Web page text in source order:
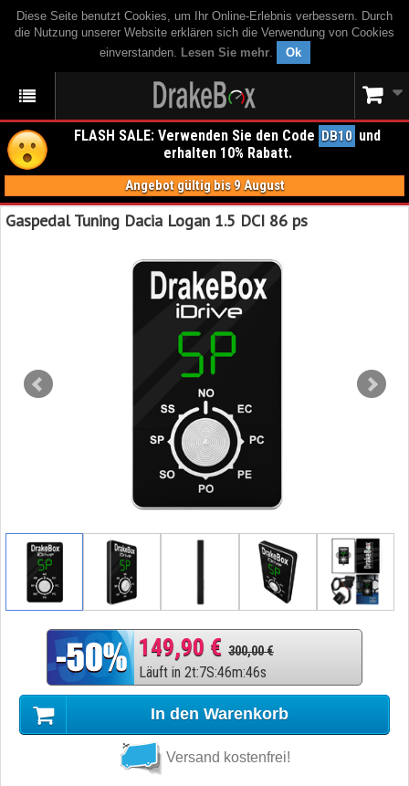
Diese Seite benutzt Cookies, um Ihr Online-Erlebnis verbessern. Durch
die Nutzung unserer Website erklären sich die Verwendung von Cookies
einverstanden. Lesen Sie mehr. Ok
FLASH SALE: Verwenden Sie den Code DB10 und
erhalten 10% Rabatt.
Angebot gültig bis 9 August
Gaspedal Tuning Dacia Logan 1.5 DCI 86 ps
149,90 € 300,00 €
Läuft in 2t:7S:46m:45s
In den Warenkorb
Versand kostenfrei!